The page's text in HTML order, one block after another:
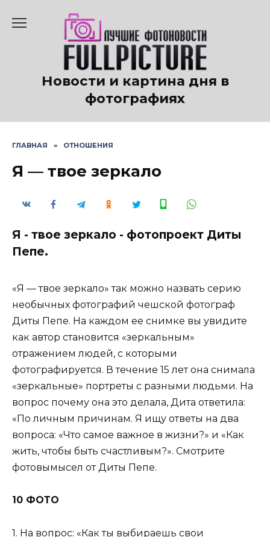
содержанию
Новости и картина дня в
фотографиях
ГЛАВНАЯ » ОТНОШЕНИЯ
Я — твое зеркало
Я - твое зеркало - фотопроект Диты
Пепе.
«Я — твое зеркало» так можно назвать серию
необычных фотографий чешской фотограф
Диты Пепе. На каждом ее снимке вы увидите
как автор становится «зеркальным»
отражением людей, с которыми
фотографируется. В течение 15 лет она снимала
«зеркальные» портреты с разными людьми. На
вопрос почему она это делала, Дита ответила:
«По личным причинам. Я ищу ответы на два
вопроса: «Что самое важное в жизни?» и «Как
жить, чтобы быть счастливым?». Смотрите
фотовымысел от Диты Пепе.
10 ФОТО
1. На вопрос: «Как ты выбираешь свои